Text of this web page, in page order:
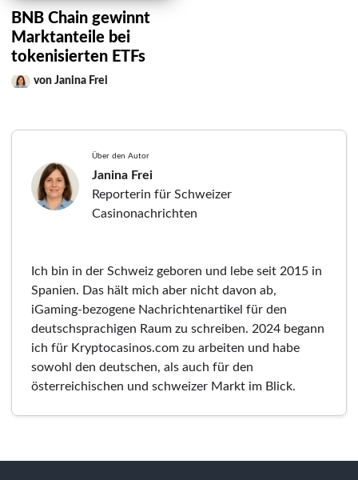
BNB Chain gewinnt
Marktanteile bei
tokenisierten ETFs
von Janina Frei
Über den Autor
Janina Frei
Reporterin für Schweizer
Casinonachrichten
Ich bin in der Schweiz geboren und lebe seit 2015 in
Spanien. Das hält mich aber nicht davon ab,
iGaming-bezogene Nachrichtenartikel für den
deutschsprachigen Raum zu schreiben. 2024 begann
ich für Kryptocasinos.com zu arbeiten und habe
sowohl den deutschen, als auch für den
österreichischen und schweizer Markt im Blick.